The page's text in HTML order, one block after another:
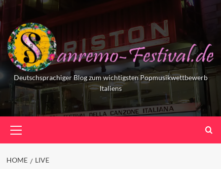
Skip
to
content
Deutschsprachiger Blog zum wichtigsten Popmusikwettbewerb
Italiens
Menu
HOME LIVE